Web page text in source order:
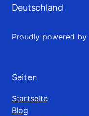
Deutschland
Proudly powered by
Seiten
Startseite
Blog